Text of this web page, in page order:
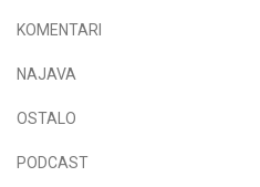
KOMENTARI
NAJAVA
OSTALO
PODCAST